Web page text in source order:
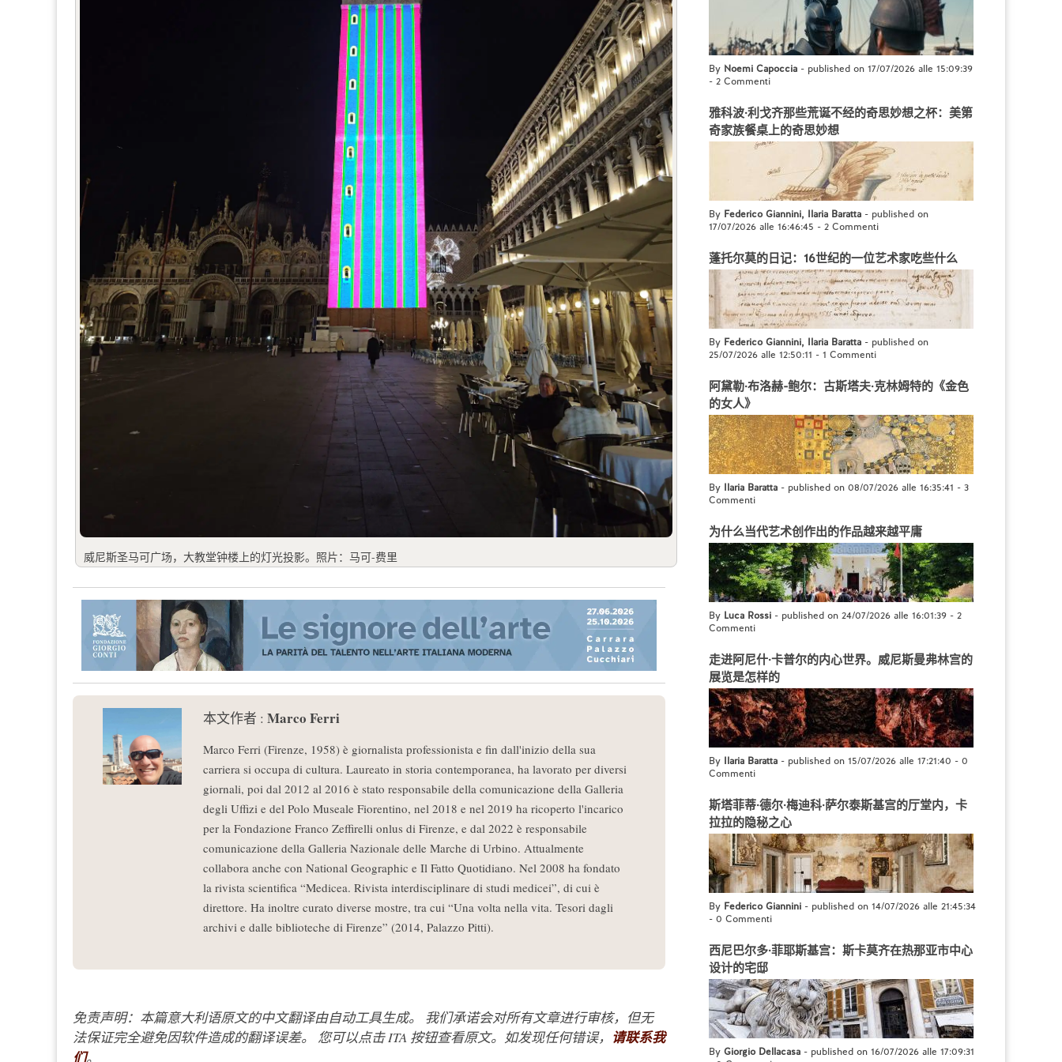
威尼斯圣马可广场，大教堂钟楼上的灯光投影。照片：马可-费里
本文作者 : Marco Ferri
Marco Ferri (Firenze, 1958) è giornalista professionista e fin dall'inizio della sua
carriera si occupa di cultura. Laureato in storia contemporanea, ha lavorato per diversi
giornali, poi dal 2012 al 2016 è stato responsabile della comunicazione della Galleria
degli Uffizi e del Polo Museale Fiorentino, nel 2018 e nel 2019 ha ricoperto l'incarico
per la Fondazione Franco Zeffirelli onlus di Firenze, e dal 2022 è responsabile
comunicazione della Galleria Nazionale delle Marche di Urbino. Attualmente
collabora anche con National Geographic e Il Fatto Quotidiano. Nel 2008 ha fondato
la rivista scientifica “Medicea. Rivista interdisciplinare di studi medicei”, di cui è
direttore. Ha inoltre curato diverse mostre, tra cui “Una volta nella vita. Tesori dagli
archivi e dalle biblioteche di Firenze” (2014, Palazzo Pitti).
免责声明：本篇意大利语原文的中文翻译由自动工具生成。 我们承诺会对所有文章进行审核，但无
法保证完全避免因软件造成的翻译误差。 您可以点击 ITA 按钮查看原文。如发现任何错误， 请联系我
们。
By Noemi Capoccia - published on 17/07/2026 alle 15:09:39
- 2 Commenti
雅科波·利戈齐那些荒诞不经的奇思妙想之杯：美第
奇家族餐桌上的奇思妙想
By Federico Giannini, Ilaria Baratta - published on
17/07/2026 alle 16:46:45 - 2 Commenti
蓬托尔莫的日记：16世纪的一位艺术家吃些什么
By Federico Giannini, Ilaria Baratta - published on
25/07/2026 alle 12:50:11 - 1 Commenti
阿黛勒·布洛赫-鲍尔：古斯塔夫·克林姆特的《金色
的女人》
By Ilaria Baratta - published on 08/07/2026 alle 16:35:41 - 3
Commenti
为什么当代艺术创作出的作品越来越平庸
By Luca Rossi - published on 24/07/2026 alle 16:01:39 - 2
Commenti
走进阿尼什·卡普尔的内心世界。威尼斯曼弗林宫的
展览是怎样的
By Ilaria Baratta - published on 15/07/2026 alle 17:21:40 - 0
Commenti
斯塔菲蒂·德尔·梅迪科·萨尔泰斯基宫的厅堂内，卡
拉拉的隐秘之心
By Federico Giannini - published on 14/07/2026 alle 21:45:34
- 0 Commenti
西尼巴尔多·菲耶斯基宫：斯卡莫齐在热那亚市中心
设计的宅邸
By Giorgio Dellacasa - published on 16/07/2026 alle 17:09:31